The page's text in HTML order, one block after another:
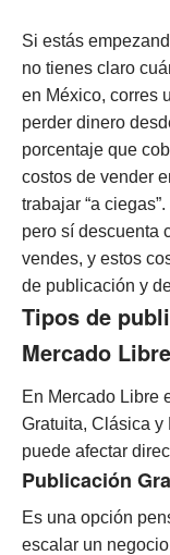
Si estás
no tienes claro
en México, corres
perder dinero
porcentaje que
costos de vender
trabajar “a ciegas”.
pero sí descuenta
vendes, y estos
de publicación y
Tipos de
Mercado
En Mercado Libre
Gratuita, Clásica
puede afectar
Publicación
Es una opción
escalar un